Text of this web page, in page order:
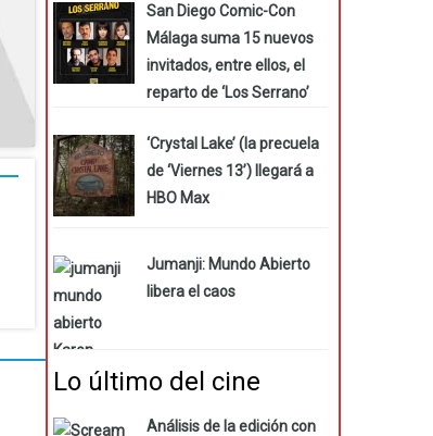
San Diego Comic-Con
Málaga suma 15 nuevos
invitados, entre ellos, el
reparto de ‘Los Serrano’
‘Crystal Lake’ (la precuela
de ‘Viernes 13’) llegará a
HBO Max
Jumanji: Mundo Abierto
libera el caos
Lo último del cine
Análisis de la edición con